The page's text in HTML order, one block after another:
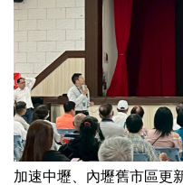
加速中壢、內壢舊市區